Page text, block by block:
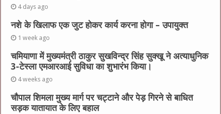
4 days ago
नशे के खिलाफ एक जुट होकर कार्य करना होगा – उपायुक्त
1 week ago
चमियाणा में मुख्यमंत्री ठाकुर सुखविन्द्र सिंह सुक्खू ने अत्याधुनिक
3-टेस्ला एमआरआई सुविधा का शुभारंभ किया।
4 weeks ago
चौपाल शिमला मुख्य मार्ग पर चट्टाने और पेड़ गिरने से बाधित
सड़क यातायात के लिए बहाल